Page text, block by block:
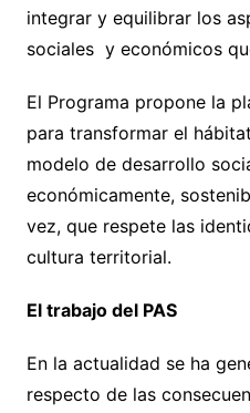
integrar y equilibrar los
sociales y económicos
El Programa propone la
para transformar el
modelo de desarrollo
económicamente,
vez, que respete las
cultura territorial.
El trabajo del PAS
En la actualidad se ha
respecto de las